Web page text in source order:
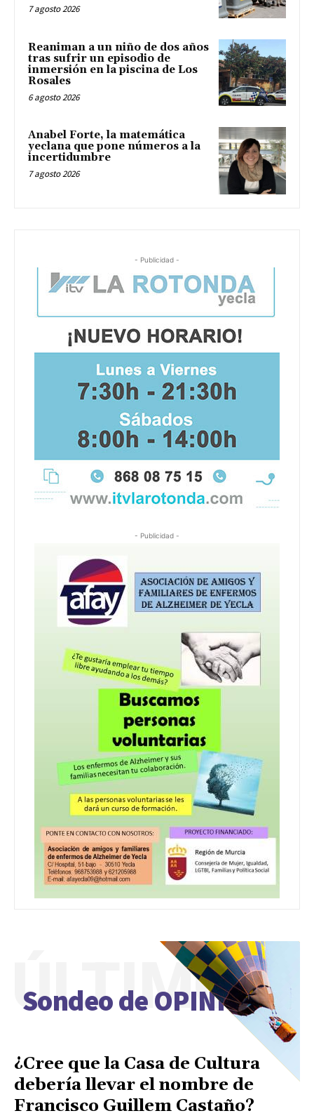
7 agosto 2026
Reaniman a un niño de dos años
tras sufrir un episodio de
inmersión en la piscina de Los
Rosales
6 agosto 2026
Anabel Forte, la matemática
yeclana que pone números a la
incertidumbre
7 agosto 2026
- Publicidad -
- Publicidad -
Sondeo de OPINIÓN
ÚLTIMO
¿Cree que la Casa de Cultura
debería llevar el nombre de
Francisco Guillem Castaño?